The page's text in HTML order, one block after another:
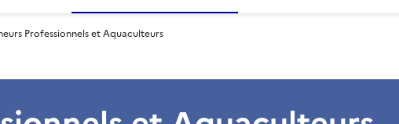
Professionnels et Aquaculteurs